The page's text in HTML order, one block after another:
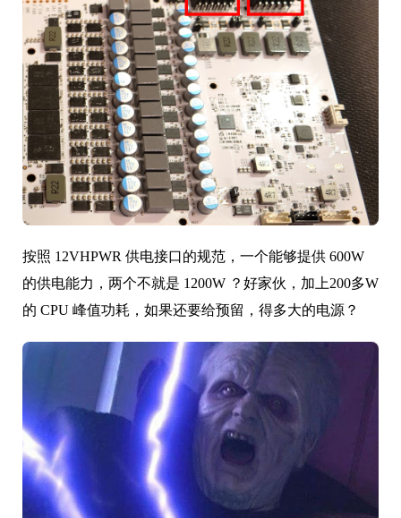
按照 12VHPWR 供电接口的规范，一个能够提供 600W
的供电能力，两个不就是 1200W ？好家伙，加上200多W
的 CPU 峰值功耗，如果还要给预留，得多大的电源？